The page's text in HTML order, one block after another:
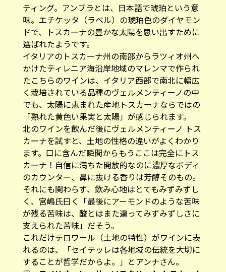
ティング。アンブラとは、日本語で琥珀という意
味。エチケッタ（ラベル）の琥珀色のダイヤモン
ドで、トスカーナの豊かな太陽を思い出すために
選ばれたようです。
イタリアのトスカーナ州の南部からラツィオ州へ
かけたティレニア海沿岸地域のマレンマで作られ
たこちらのワインは、イタリア西部で南北に幅広
く栽培されている品種のヴェルメンティーノの中
でも、太陽に恵まれた産地トスカーナならではの
「熟れた黄色い果実と太陽」が感じられます。
北のワインを飲んだ後にヴェルメンティーノ トス
カーナを試すと、土地の性格の違いがよくわかり
ます。口に含んだ瞬間からもうここは完全にトス
カーナ！自信に満ちた開放的なのに濃厚なボディ
のカウンター、鼻に抜ける香りは芳醇そのもの。
それにも関わらず、飲み心地はとてもみずみずし
く、宮嶋氏曰く「最後にアーモンドのような苦味
が残る苦味は、酸とはまた違ってみずみずしさに
支えられた苦味」だそう。
これだけテロワール（土地の特性）がワインに表
れるのは、「セイテッレは各地域の伝統を大切に
することが哲学だからよ。」とアンナさん。